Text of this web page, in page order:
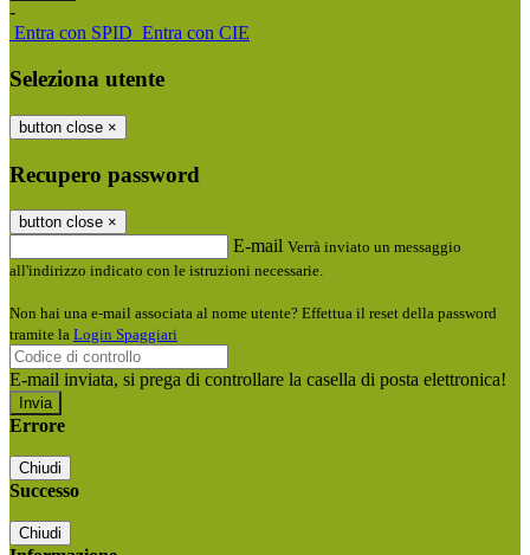
-
Entra con SPID Entra con CIE
Seleziona utente
button close ×
Recupero password
button close ×
E-mail Verrà inviato un messaggio
all'indirizzo indicato con le istruzioni necessarie.
Non hai una e-mail associata al nome utente? Effettua il reset della password
tramite la Login Spaggiari
E-mail inviata, si prega di controllare la casella di posta elettronica!
Errore
Chiudi
Successo
Chiudi